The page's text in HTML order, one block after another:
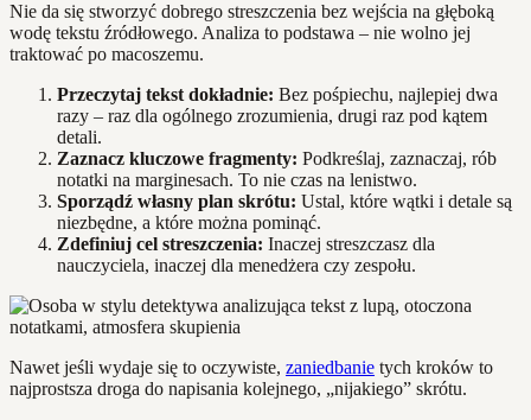
Nie da się stworzyć dobrego streszczenia bez wejścia na głęboką
wodę tekstu źródłowego. Analiza to podstawa – nie wolno jej
traktować po macoszemu.
Przeczytaj tekst dokładnie: Bez pośpiechu, najlepiej dwa
razy – raz dla ogólnego zrozumienia, drugi raz pod kątem
detali.
Zaznacz kluczowe fragmenty: Podkreślaj, zaznaczaj, rób
notatki na marginesach. To nie czas na lenistwo.
Sporządź własny plan skrótu: Ustal, które wątki i detale są
niezbędne, a które można pominąć.
Zdefiniuj cel streszczenia: Inaczej streszczasz dla
nauczyciela, inaczej dla menedżera czy zespołu.
Nawet jeśli wydaje się to oczywiste, zaniedbanie tych kroków to
najprostsza droga do napisania kolejnego, „nijakiego” skrótu.